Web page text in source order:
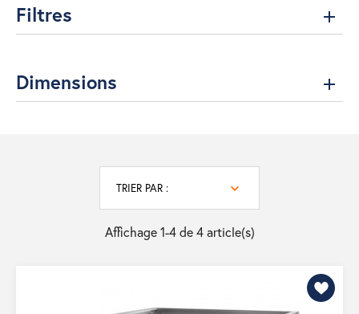
Filtres
Dimensions
TRIER PAR :
Affichage 1-4 de 4 article(s)